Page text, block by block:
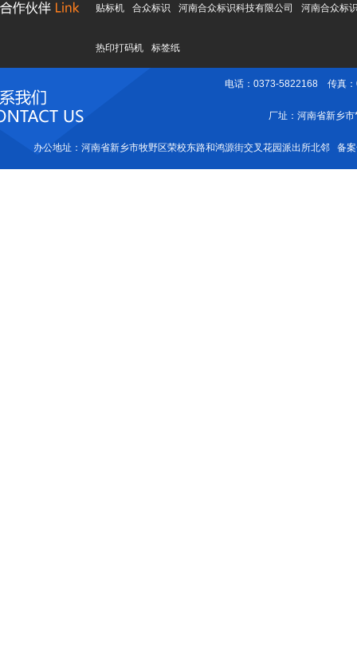
贴标机 合众标识 河南合众标识科技有限公司 河南合众标
热印打码机 标签纸
电话：0373-5822168 传真
厂址：河南省新乡
办公地址：河南省新乡市牧野区荣校东路和鸿源街交叉花园派出所北邻 备